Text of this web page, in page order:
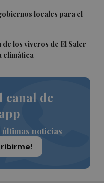
locales para el
los viveros de El Saler
climática
canal de
últimas noticias